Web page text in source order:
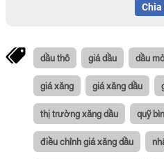
Chia
dầu thô giá dầu dầu mỏ
giá xăng giá xăng dầu
thị trường xăng dầu quỹ
điều chỉnh giá xăng dầu